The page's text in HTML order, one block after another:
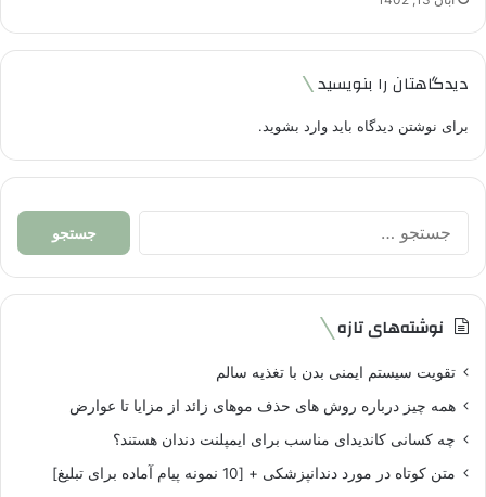
دیدگاهتان را بنویسید
برای نوشتن دیدگاه باید وارد بشوید.
جستجو
نوشته‌های تازه
تقویت سیستم ایمنی بدن با تغذیه سالم
همه چیز درباره روش های حذف موهای زائد از مزایا تا عوارض
چه کسانی کاندیدای مناسب برای ایمپلنت دندان هستند؟
متن کوتاه در مورد دندانپزشکی + [10 نمونه پیام آماده برای تبلیغ]